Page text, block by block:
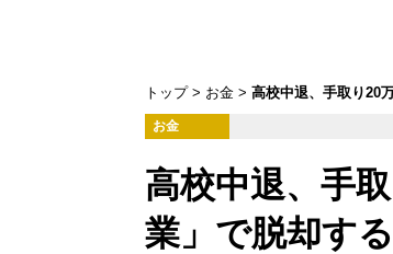
トップ お金 高校中退、手取り20
お金
高校中退、手
業」で脱却す